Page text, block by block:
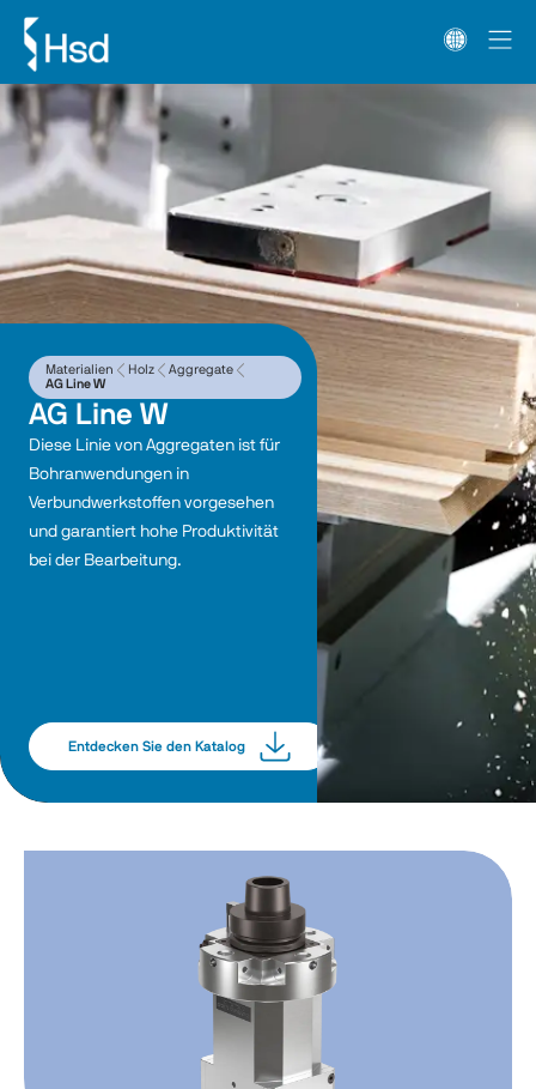
Materialien Holz
Aggregate
AG Line W
AG Line W
Diese Linie von Aggregaten ist für
Bohranwendungen in
Verbundwerkstoffen vorgesehen
und garantiert hohe Produktivität
bei der Bearbeitung.
Entdecken Sie den Katalog